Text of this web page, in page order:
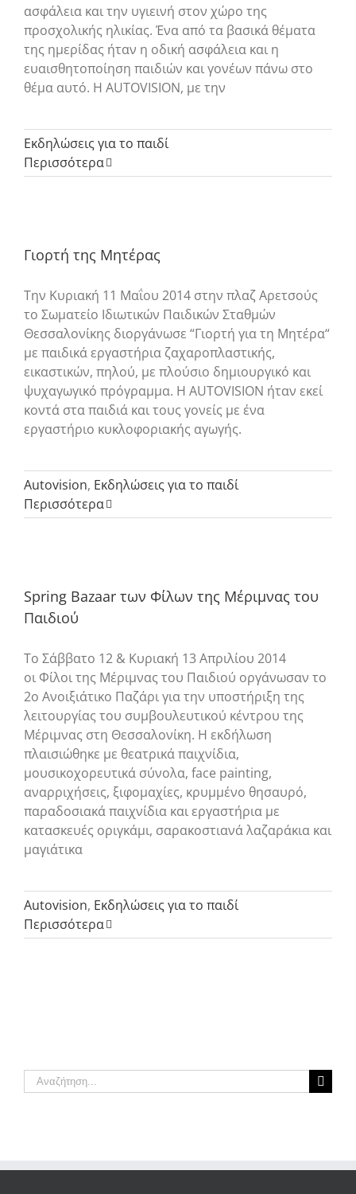
ασφάλεια και την υγιεινή στον χώρο της
προσχολικής ηλικίας. Ένα από τα βασικά θέματα
της ημερίδας ήταν η οδική ασφάλεια και η
ευαισθητοποίηση παιδιών και γονέων πάνω στο
θέμα αυτό. Η AUTOVISION, με την
Εκδηλώσεις για το παιδί
Περισσότερα
Γιορτή της Μητέρας
Την Κυριακή 11 Μαΐου 2014 στην πλαζ Αρετσούς
το Σωματείο Ιδιωτικών Παιδικών Σταθμών
Θεσσαλονίκης διοργάνωσε “Γιορτή για τη Μητέρα“
με παιδικά εργαστήρια ζαχαροπλαστικής,
εικαστικών, πηλού, με πλούσιο δημιουργικό και
ψυχαγωγικό πρόγραμμα. Η AUTOVISION ήταν εκεί
κοντά στα παιδιά και τους γονείς με ένα
εργαστήριο κυκλοφοριακής αγωγής.
Autovision, Εκδηλώσεις για το παιδί
Περισσότερα
Spring Bazaar των Φίλων της Μέριμνας του
Παιδιού
To Σάββατο 12 & Κυριακή 13 Απριλίου 2014
οι Φίλοι της Μέριμνας του Παιδιού οργάνωσαν το
2ο Ανοιξιάτικο Παζάρι για την υποστήριξη της
λειτουργίας του συμβουλευτικού κέντρου της
Μέριμνας στη Θεσσαλονίκη. Η εκδήλωση
πλαισιώθηκε με θεατρικά παιχνίδια,
μουσικοχορευτικά σύνολα, face painting,
αναρριχήσεις, ξιφομαχίες, κρυμμένο θησαυρό,
παραδοσιακά παιχνίδια και εργαστήρια με
κατασκευές οριγκάμι, σαρακοστιανά λαζαράκια και
μαγιάτικα
Autovision, Εκδηλώσεις για το παιδί
Περισσότερα
Αναζήτηση
για: